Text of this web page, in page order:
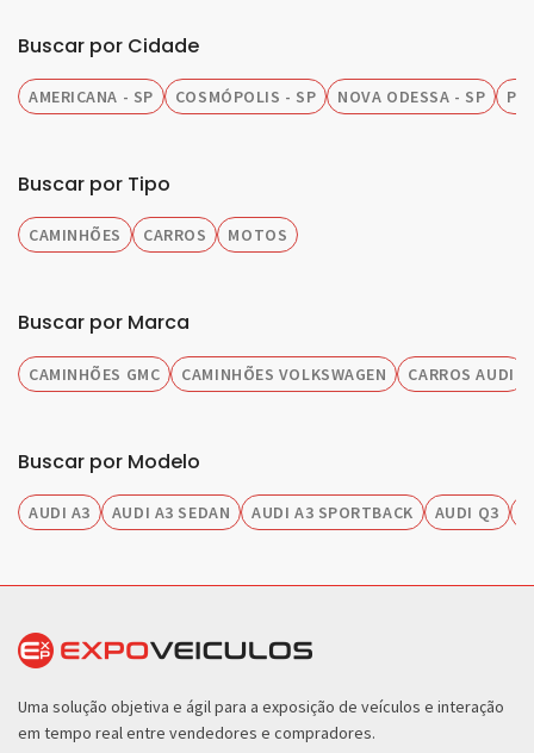
Buscar por Cidade
AMERICANA - SP COSMÓPOLIS - SP NOVA ODESSA - SP
Buscar por Tipo
CAMINHÕES CARROS MOTOS
Buscar por Marca
CAMINHÕES GMC CAMINHÕES VOLKSWAGEN CARROS AUDI
Buscar por Modelo
AUDI A3 AUDI A3 SEDAN AUDI A3 SPORTBACK AUDI Q3
Uma solução objetiva e ágil para a exposição de veículos e interação
em tempo real entre vendedores e compradores.